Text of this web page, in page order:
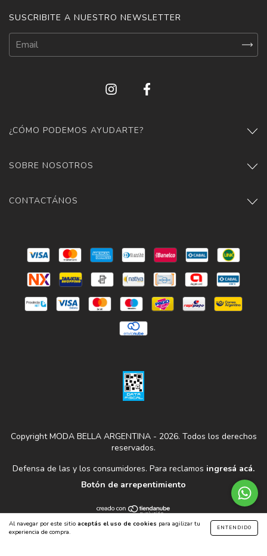
Al navegar por este sitio aceptás el uso de cookies para agilizar tu
experiencia de compra.
ENTENDIDO
SUSCRIBITE A NUESTRO NEWSLETTER
¿CÓMO PODEMOS AYUDARTE?
SOBRE NOSOTROS
CONTACTÁNOS
Copyright MODA BELLA ARGENTINA - 2026. Todos los derechos
reservados.
Defensa de las y los consumidores. Para reclamos ingresá acá.
Botón de arrepentimiento